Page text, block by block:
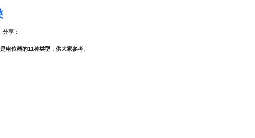
分享：
电位器的11种类型，供大家参考。